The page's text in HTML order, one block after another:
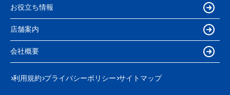
お役立ち情報
店舗案内
会社概要
利用規約 プライバシーポリシー サイトマップ